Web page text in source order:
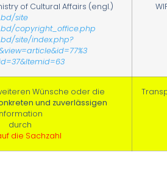
of Cultural Affairs (engl.)
site
copyright_office.php
site/index.php?
Wünsche oder die
und zuverlässigen
durch
die Sachzahl